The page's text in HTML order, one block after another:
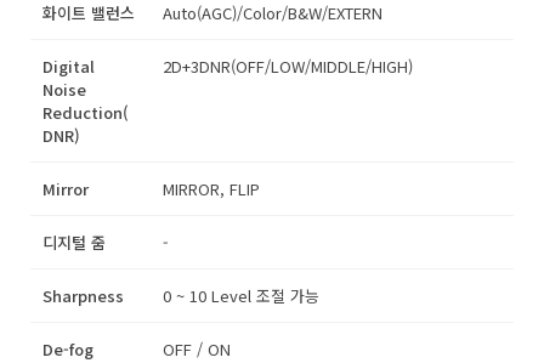
화이트 밸런스 Auto(AGC)/Color/B&W/EXTERN
Digital
Noise
Reduction(
DNR)
2D+3DNR(OFF/LOW/MIDDLE/HIGH)
Mirror MIRROR, FLIP
디지털 줌 -
Sharpness 0 ~ 10 Level 조절 가능
De-fog OFF / ON